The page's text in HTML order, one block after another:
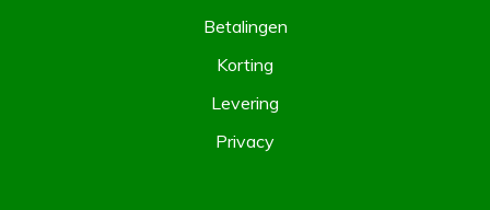
Betalingen
Korting
Levering
Privacy